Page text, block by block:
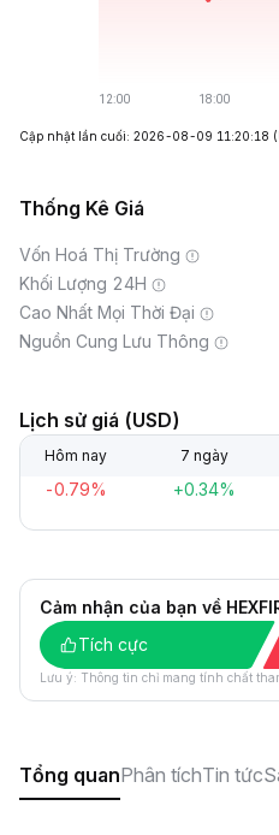
Cập nhật lần cuối: 2026-08-09 11:20:18
Thống Kê Giá
Vốn Hoá Thị Trường
Khối Lượng 24H
Cao Nhất Mọi Thời Đại
Nguồn Cung Lưu Thông
Lịch sử giá (USD)
Hôm nay 7 ngày
-0.79% +0.34%
Cảm nhận của bạn về
Tích cực
Lưu ý: Thông tin chỉ mang tính chất
Tổng quanPhân tíchTin tức